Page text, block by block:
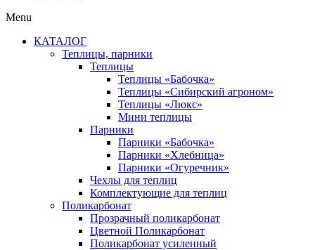
Menu
КАТАЛОГ
Теплицы, парники
Теплицы
Теплицы «Бабочка»
Теплицы «Сибирский агроном»
Теплицы «Люкс»
Мини теплицы
Парники
Парники «Бабочка»
Парники «Хлебница»
Парники «Огуречник»
Чехлы для теплиц
Комплектующие для теплиц
Поликарбонат
Прозрачный поликарбонат
Цветной Поликарбонат
Поликарбонат усиленный